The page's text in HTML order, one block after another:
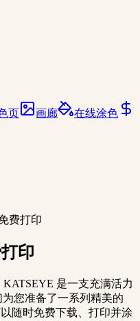
页 画廊
在线涂色
费打印
印
是一支充满活力
您准备了一系列精美的
随时免费下载、打印并涂